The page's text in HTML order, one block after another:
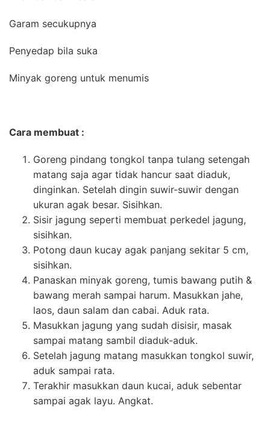
Garam secukupnya
Penyedap bila suka
Minyak goreng untuk menumis
Cara membuat :
Goreng pindang tongkol tanpa tulang setengah
matang saja agar tidak hancur saat diaduk,
dinginkan. Setelah dingin suwir-suwir dengan
ukuran agak besar. Sisihkan.
Sisir jagung seperti membuat perkedel jagung,
sisihkan.
Potong daun kucay agak panjang sekitar 5 cm,
sisihkan.
Panaskan minyak goreng, tumis bawang putih &
bawang merah sampai harum. Masukkan jahe,
laos, daun salam dan cabai. Aduk rata.
Masukkan jagung yang sudah disisir, masak
sampai matang sambil diaduk-aduk.
Setelah jagung matang masukkan tongkol suwir,
aduk sampai rata.
Terakhir masukkan daun kucai, aduk sebentar
sampai agak layu. Angkat.